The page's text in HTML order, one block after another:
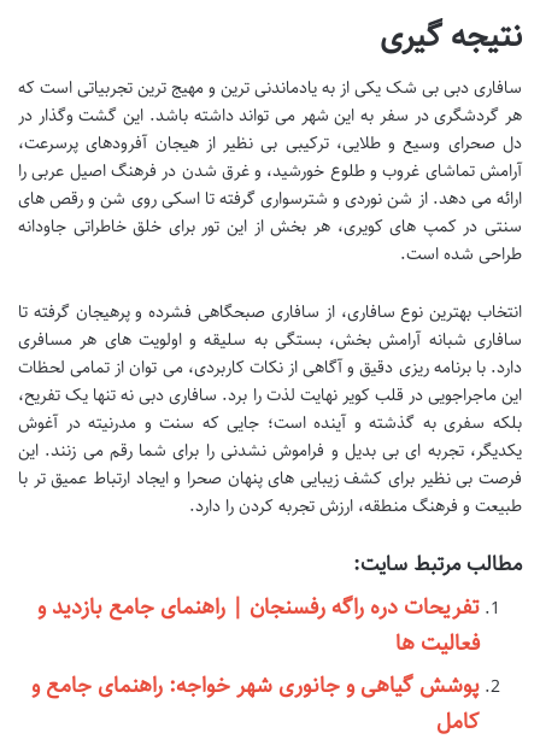
نتیجه گیری
سافاری دبی بی شک یکی از به یادماندنی ترین و مهیج ترین تجربیاتی است که
هر گردشگری در سفر به این شهر می تواند داشته باشد. این گشت وگذار در
دل صحرای وسیع و طلایی، ترکیبی بی نظیر از هیجان آفرودهای پرسرعت،
آرامش تماشای غروب و طلوع خورشید، و غرق شدن در فرهنگ اصیل عربی را
ارائه می دهد. از شن نوردی و شترسواری گرفته تا اسکی روی شن و رقص های
سنتی در کمپ های کویری، هر بخش از این تور برای خلق خاطراتی جاودانه
طراحی شده است.
انتخاب بهترین نوع سافاری، از سافاری صبحگاهی فشرده و پرهیجان گرفته تا
سافاری شبانه آرامش بخش، بستگی به سلیقه و اولویت های هر مسافری
دارد. با برنامه ریزی دقیق و آگاهی از نکات کاربردی، می توان از تمامی لحظات
این ماجراجویی در قلب کویر نهایت لذت را برد. سافاری دبی نه تنها یک تفریح،
بلکه سفری به گذشته و آینده است؛ جایی که سنت و مدرنیته در آغوش
یکدیگر، تجربه ای بی بدیل و فراموش نشدنی را برای شما رقم می زنند. این
فرصت بی نظیر برای کشف زیبایی های پنهان صحرا و ایجاد ارتباط عمیق تر با
طبیعت و فرهنگ منطقه، ارزش تجربه کردن را دارد.
مطالب مرتبط سایت:
تفریحات دره راگه رفسنجان | راهنمای جامع بازدید و
فعالیت ها
پوشش گیاهی و جانوری شهر خواجه: راهنمای جامع و
کامل